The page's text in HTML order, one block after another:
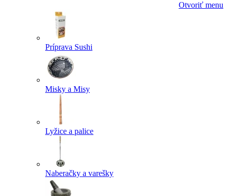
Otvoriť menu
Príprava Sushi
Misky a Misy
Lyžice a palice
Naberačky a varešky